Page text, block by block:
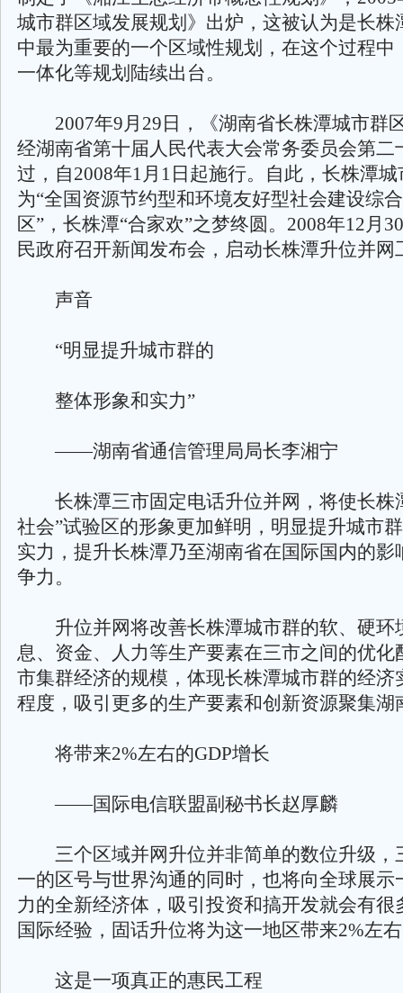
城市群区域发展规划》出炉，这被认为是长株
中最为重要的一个区域性规划，在这个过程中
一体化等规划陆续出台。
2007年9月29日，《湖南省长株潭城市群
经湖南省第十届人民代表大会常务委员会第二
过，自2008年1月1日起施行。自此，长株潭
为“全国资源节约型和环境友好型社会建设综
区”，长株潭“合家欢”之梦终圆。2008年12月
民政府召开新闻发布会，启动长株潭升位并网
声音
“明显提升城市群的
整体形象和实力”
——湖南省通信管理局局长李湘宁
长株潭三市固定电话升位并网，将使长株
社会”试验区的形象更加鲜明，明显提升城市
实力，提升长株潭乃至湖南省在国际国内的影
争力。
升位并网将改善长株潭城市群的软、硬环
息、资金、人力等生产要素在三市之间的优化
市集群经济的规模，体现长株潭城市群的经济
程度，吸引更多的生产要素和创新资源聚集湖
将带来2%左右的GDP增长
——国际电信联盟副秘书长赵厚麟
三个区域并网升位并非简单的数位升级，
一的区号与世界沟通的同时，也将向全球展示
力的全新经济体，吸引投资和搞开发就会有很
国际经验，固话升位将为这一地区带来2%左
这是一项真正的惠民工程